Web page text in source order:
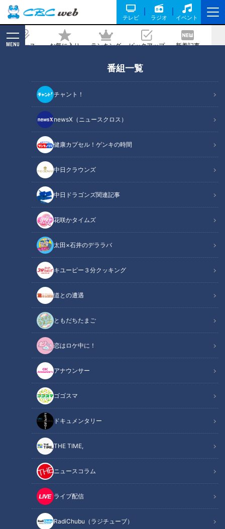
テレビ ラジオ イベント
ニュース お気に入り ランキング ピックアップ 新着記事
MENU
番組一覧
チャント！
newsX（ニュースクロス）
健康カプセル！ゲンキの時間
中日クラウンズ
中日ドラゴンズ関連記事
花咲かタイムズ
太田×石井のデララバ
キユーピー３分クッキング
道との遭遇
ともだちたまご
恋はロケ中に！
アナウンサー
ゴゴスマ
ドキュメンタリー
THE TIME,
ニュースコラム
ライブ配信
RadiChubu（ラジチューブ）
ーピー３分クッキング】
2025/02/15 18:00
CBCテレビ：画像『キユーピー3分クッキング』
キユーピー３分クッキング
レシピ紹介
辛みと酸味の効いたとろみのあるソースがスパゲティにからむ
名古屋の名物グルメ。スパイシーさがクセになります。（講
師：宮本和秀先生／キユーピー３分クッキング ）
関連リンク
材料（2人分）
作り方
オススメ関連コンテンツ
材料（2人分）